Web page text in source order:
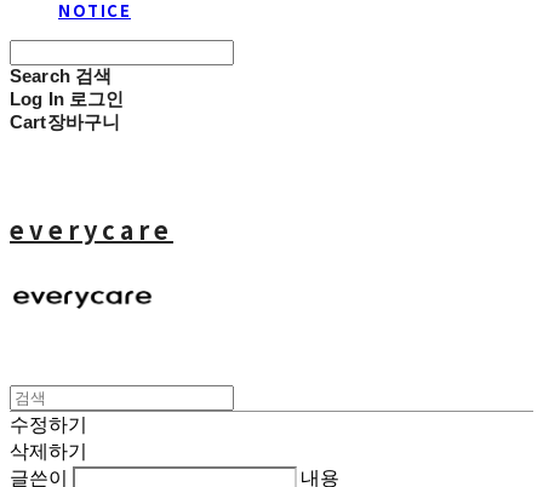
NOTICE
Search 검색
Log In 로그인
Cart장바구니
everycare
수정하기
삭제하기
글쓴이
내용